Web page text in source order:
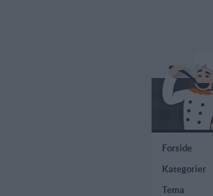
Forside
Kategorier
Tema